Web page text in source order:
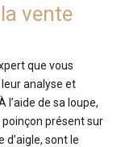
vente
que vous
analyse et
l’aide de sa loupe,
présent sur
d’aigle, sont le